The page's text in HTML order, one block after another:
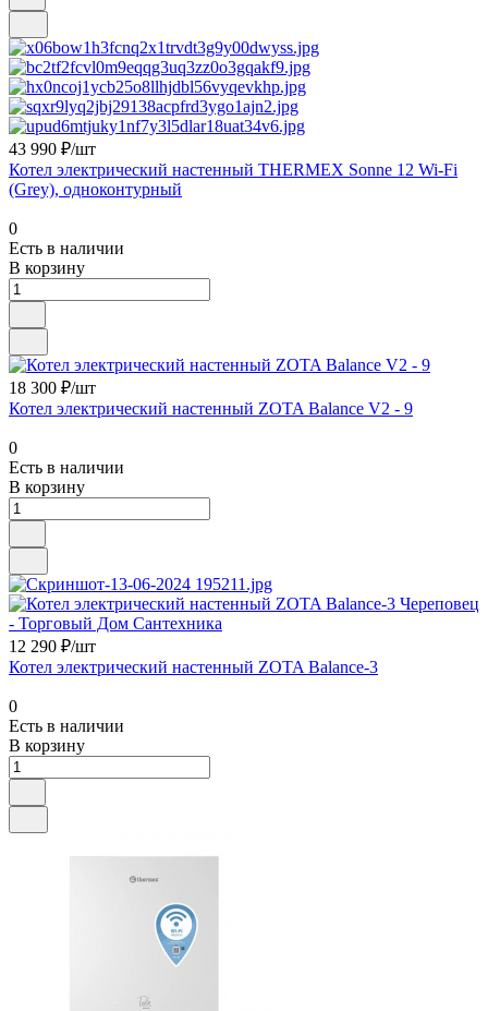
43 990 ₽/шт
Котел электрический настенный THERMEX Sonne 12 Wi-Fi
(Grey), одноконтурный
0
Есть в наличии
В корзину
18 300 ₽/шт
Котел электрический настенный ZOTA Balance V2 - 9
0
Есть в наличии
В корзину
12 290 ₽/шт
Котел электрический настенный ZOTA Balance-3
0
Есть в наличии
В корзину